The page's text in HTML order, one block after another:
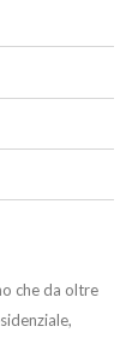
che da oltre